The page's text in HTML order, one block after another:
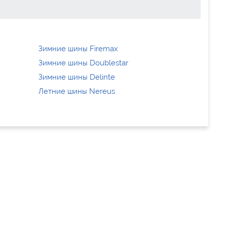
Зимние шины Firemax
Зимние шины Doublestar
Зимние шины Delinte
Летние шины Nereus